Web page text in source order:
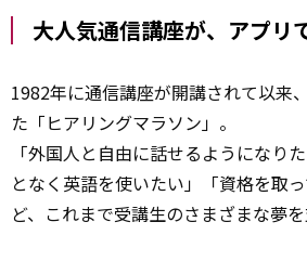
大人気通信講座が、アプリ
1982年に通信講座が開講されて以来
た「ヒアリングマラソン」。
「外国人と自由に話せるようになり
となく英語を使いたい」「資格を取
ど、これまで受講生のさまざまな夢を